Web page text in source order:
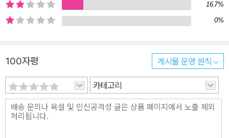
16.7%
0%
100자평 게시물 운영 원칙
카테고리